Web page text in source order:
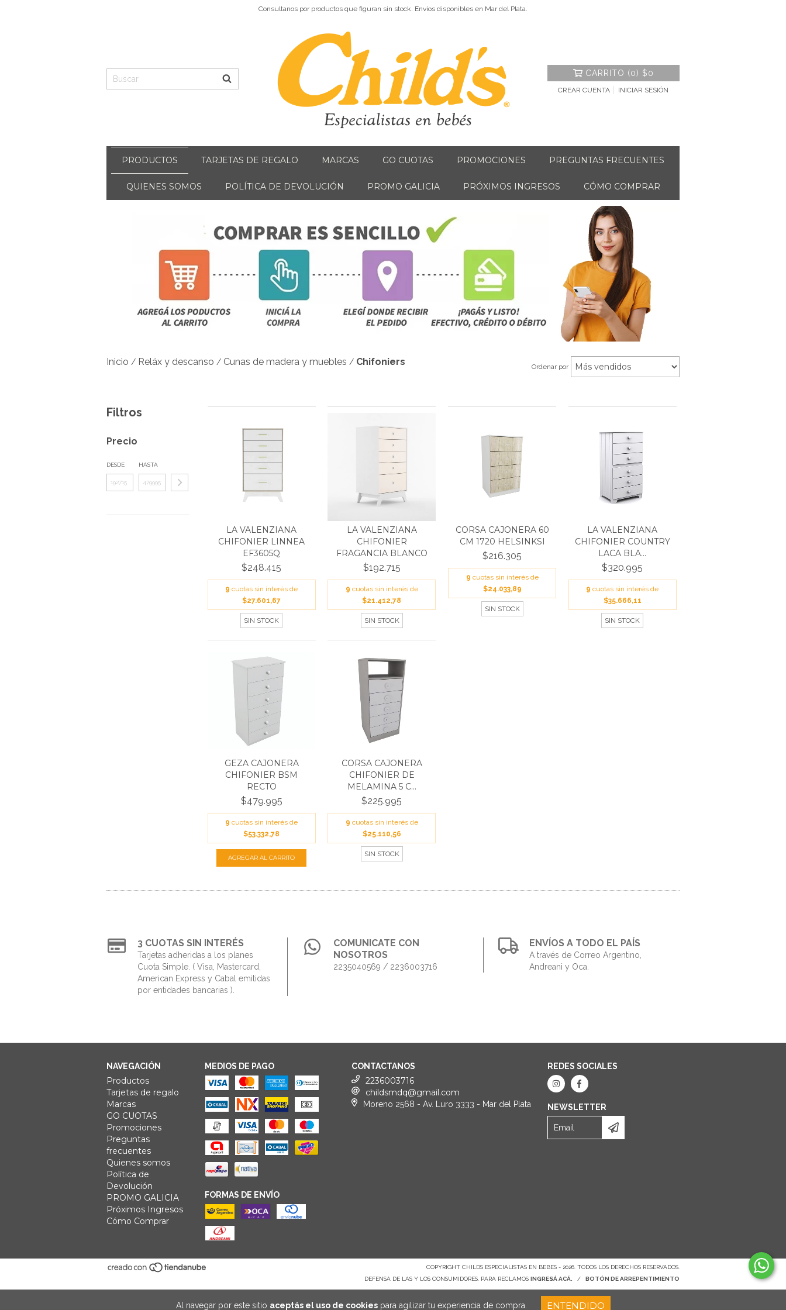
Al navegar por este sitio aceptás el uso de cookiespara agilizar tu experiencia de compra. ENTENDIDO
Consultanos por productos que figuran sin stock. Envíos disponibles en Mar del Plata.
CARRITO (0) $0
CREAR CUENTA INICIAR SESIÓN
PRODUCTOS TARJETAS DE REGALO MARCAS GO CUOTAS PROMOCIONES PREGUNTAS FRECUENTES
QUIENES SOMOS POLÍTICA DE DEVOLUCIÓN PROMO GALICIA PRÓXIMOS INGRESOS CÓMO COMPRAR
Inicio / Reláx y descanso / Cunas de madera y muebles / Chifoniers Ordenar por
Filtros
Precio
DESDE HASTA
LA VALENZIANA
CHIFONIER LINNEA
EF3605Q
$248.415
9 cuotas sin interés de
$27.601,67
SIN STOCK
LA VALENZIANA
CHIFONIER
FRAGANCIA BLANCO
$192.715
9 cuotas sin interés de
$21.412,78
SIN STOCK
CORSA CAJONERA 60
CM 1720 HELSINKSI
$216.305
9 cuotas sin interés de
$24.033,89
SIN STOCK
LA VALENZIANA
CHIFONIER COUNTRY
LACA BLA...
$320.995
9 cuotas sin interés de
$35.666,11
SIN STOCK
GEZA CAJONERA
CHIFONIER BSM
RECTO
$479.995
9 cuotas sin interés de
$53.332,78
CORSA CAJONERA
CHIFONIER DE
MELAMINA 5 C...
$225.995
9 cuotas sin interés de
$25.110,56
SIN STOCK
3 CUOTAS SIN INTERÉS
Tarjetas adheridas a los planes
Cuota Simple. ( Visa, Mastercard,
American Express y Cabal emitidas
por entidades bancarias ).
COMUNICATE CON
NOSOTROS
2235040569 / 2236003716
ENVÍOS A TODO EL PAÍS
A través de Correo Argentino,
Andreani y Oca.
NAVEGACIÓN
Productos
Tarjetas de regalo
Marcas
GO CUOTAS
Promociones
Preguntas
frecuentes
Quienes somos
Política de
Devolución
PROMO GALICIA
Próximos Ingresos
Cómo Comprar
MEDIOS DE PAGO
FORMAS DE ENVÍO
CONTACTANOS
2236003716
childsmdq@gmail.com
Moreno 2568 - Av. Luro 3333 - Mar del Plata
REDES SOCIALES
NEWSLETTER
COPYRIGHT CHILDS ESPECIALISTAS EN BEBES - 2026. TODOS LOS DERECHOS RESERVADOS.
DEFENSA DE LAS Y LOS CONSUMIDORES. PARA RECLAMOS INGRESÁ ACÁ. / BOTÓN DE ARREPENTIMIENTO